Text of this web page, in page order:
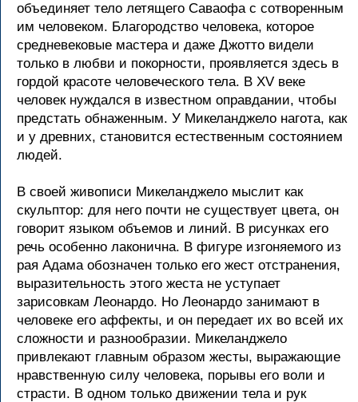
объединяет тело летящего Саваофа с сотворенным
им человеком. Благородство человека, которое
средневековые мастера и даже Джотто видели
только в любви и покорности, проявляется здесь в
гордой красоте человеческого тела. В XV веке
человек нуждался в известном оправдании, чтобы
предстать обнаженным. У Микеланджело нагота, как
и у древних, становится естественным состоянием
людей.
В своей живописи Микеланджело мыслит как
скульптор: для него почти не существует цвета, он
говорит языком объемов и линий. В рисунках его
речь особенно лаконична. В фигуре изгоняемого из
рая Адама обозначен только его жест отстранения,
выразительность этого жеста не уступает
зарисовкам Леонардо. Но Леонардо занимают в
человеке его аффекты, и он передает их во всей их
сложности и разнообразии. Микеланджело
привлекают главным образом жесты, выражающие
нравственную силу человека, порывы его воли и
страсти. В одном только движении тела и рук